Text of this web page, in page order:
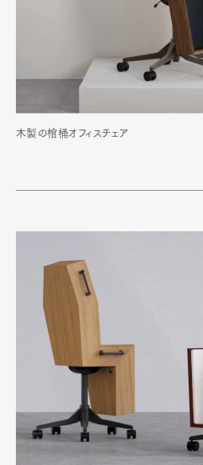
木製の棺桶オフィスチェア